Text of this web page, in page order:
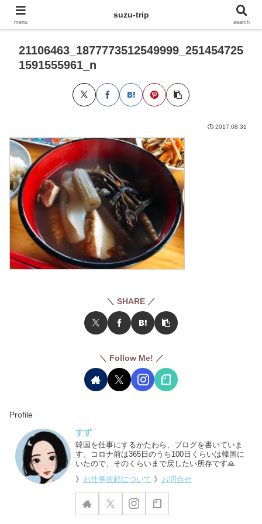
21106463_1877773512549999_251454725
1591555961_n
2017.08.31
＼ SHARE ／
＼ Follow Me! ／
Profile
すず
韓国を仕事にするかたわら、ブログを書いていま
す。コロナ前は365日のうち100日くらいは韓国に
いたので、そのくらいまで戻したい所存です🙏
》 お仕事依頼について 》 お問合せ
menu
suzu-trip
search